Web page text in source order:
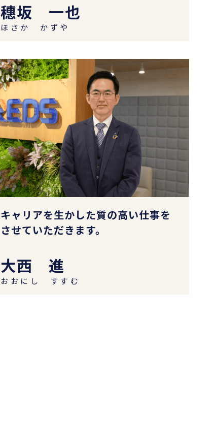
穗坂 一也
ほさか かずや
キャリアを生かした質の高い仕事を
させていただきます。
大西 進
おおにし すすむ